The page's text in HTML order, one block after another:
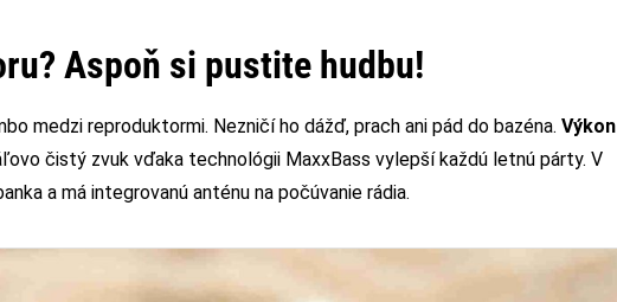
Aspoň si pustite hudbu!
medzi reproduktormi. Nezničí ho dážď, prach ani pád do bazéna. Výkon
čistý zvuk vďaka technológii MaxxBass vylepší každú letnú párty. V
a má integrovanú anténu na počúvanie rádia.